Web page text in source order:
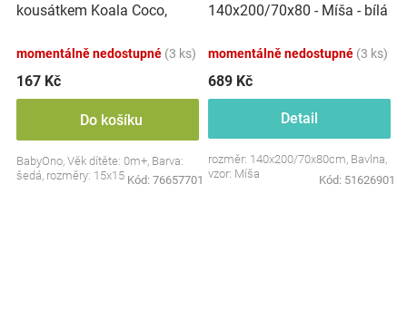
kousátkem Koala Coco,
momentálně nedostupné (3 ks)
167 Kč
Do košíku
BabyOno, Věk dítěte: 0m+, Barva:
šedá, rozměry: 15x15 cm.
Kód: 76657701
140x200/70x80 - Míša - bílá
momentálně nedostupné (3 ks)
689 Kč
Detail
rozměr: 140x200/70x80cm, Bavlna,
vzor: Míša
Kód: 51626901